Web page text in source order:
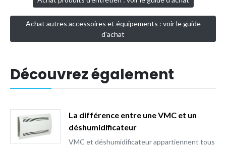
Achat autres accessoires et équipements : voir le guide
d'achat
Découvrez également
La différence entre une VMC et un
déshumidificateur
VMC et déshumidificateur appartiennent tous